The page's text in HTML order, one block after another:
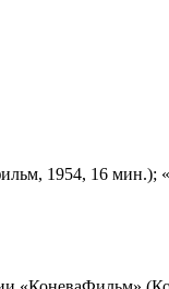
1954, 16 мин.);